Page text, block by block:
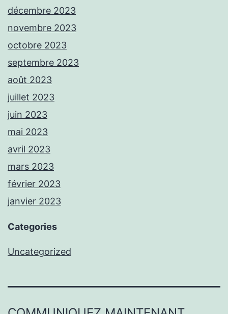
décembre 2023
novembre 2023
octobre 2023
septembre 2023
août 2023
juillet 2023
juin 2023
mai 2023
avril 2023
mars 2023
février 2023
janvier 2023
Categories
Uncategorized